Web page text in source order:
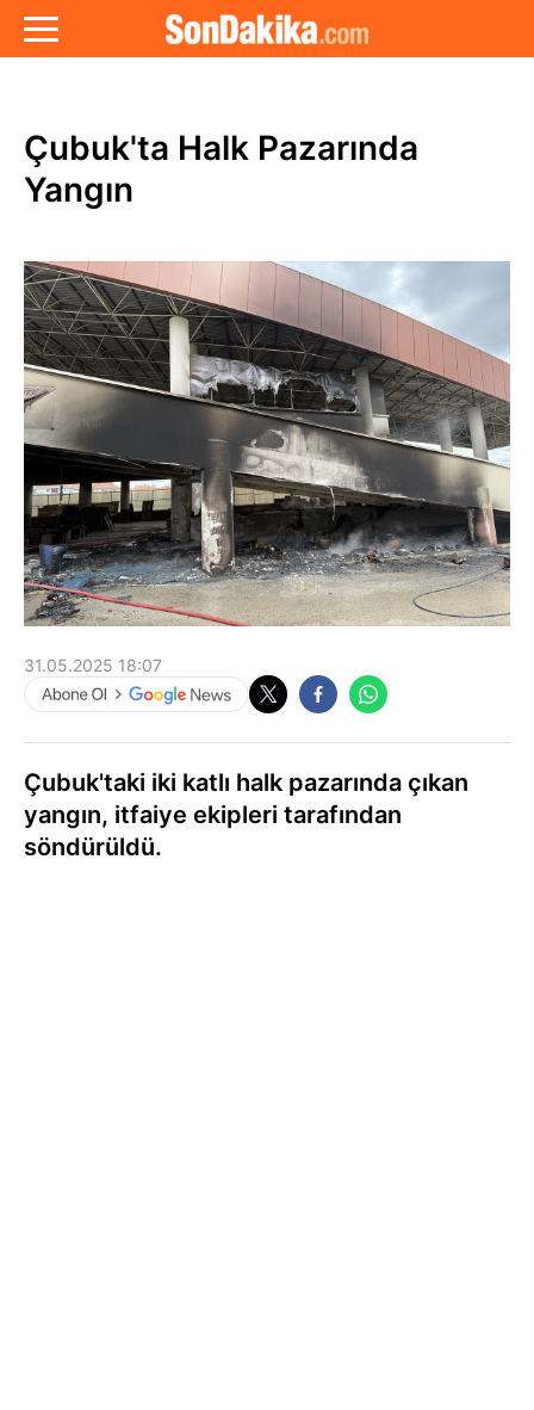
Çubuk'ta Halk Pazarında
Yangın
31.05.2025 18:07
Çubuk'taki iki katlı halk pazarında çıkan
yangın, itfaiye ekipleri tarafından
söndürüldü.